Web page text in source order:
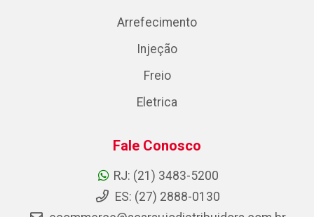
Arrefecimento
Injeção
Freio
Eletrica
Fale Conosco
RJ: (21) 3483-5200
ES: (27) 2888-0130